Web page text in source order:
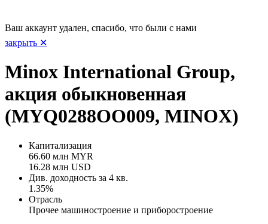
Ваш аккаунт удален, спасибо, что были с нами
закрыть ✕
Minox International Group,
акция обыкновенная
(MYQ0288OO009, MINOX)
Капитализация
66.60 млн MYR
16.28 млн USD
Див. доходность за 4 кв.
1.35%
Отрасль
Прочее машиностроение и приборостроение